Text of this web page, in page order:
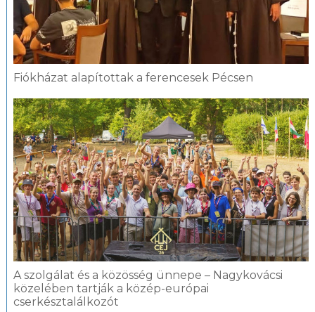
Fiókházat alapítottak a ferencesek Pécsen
A szolgálat és a közösség ünnepe – Nagykovácsi
közelében tartják a közép-európai
cserkésztalálkozót